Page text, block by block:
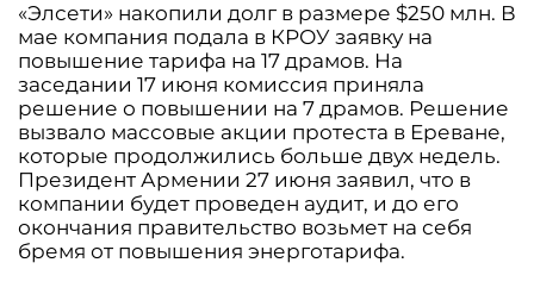
«Элсети» накопили долг в размере $250 млн. В
мае компания подала в КРОУ заявку на
повышение тарифа на 17 драмов. На
заседании 17 июня комиссия приняла
решение о повышении на 7 драмов. Решение
вызвало массовые акции протеста в Ереване,
которые продолжились больше двух недель.
Президент Армении 27 июня заявил, что в
компании будет проведен аудит, и до его
окончания правительство возьмет на себя
бремя от повышения энерготарифа.